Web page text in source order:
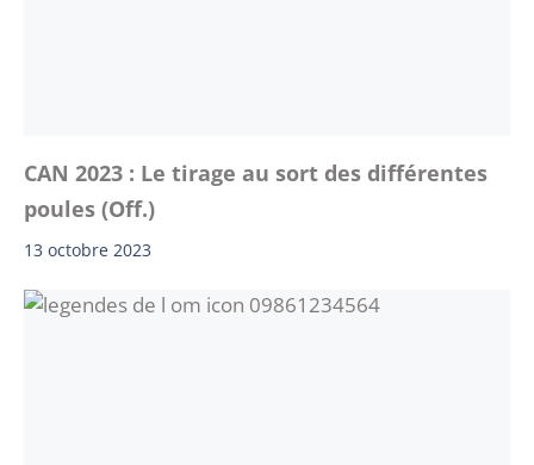
CAN 2023 : Le tirage au sort des différentes
poules (Off.)
13 octobre 2023